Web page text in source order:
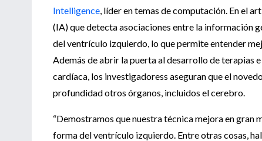
Intelligence , líder en temas de computación. En el
(IA) que detecta asociaciones entre la información
del ventrículo izquierdo, lo que permite entender
Además de abrir la puerta al desarrollo de terapias
cardíaca, los investigadoress aseguran que el
profundidad otros órganos, incluidos el cerebro.
“Demostramos que nuestra técnica mejora en gran
forma del ventrículo izquierdo. Entre otras cosas,